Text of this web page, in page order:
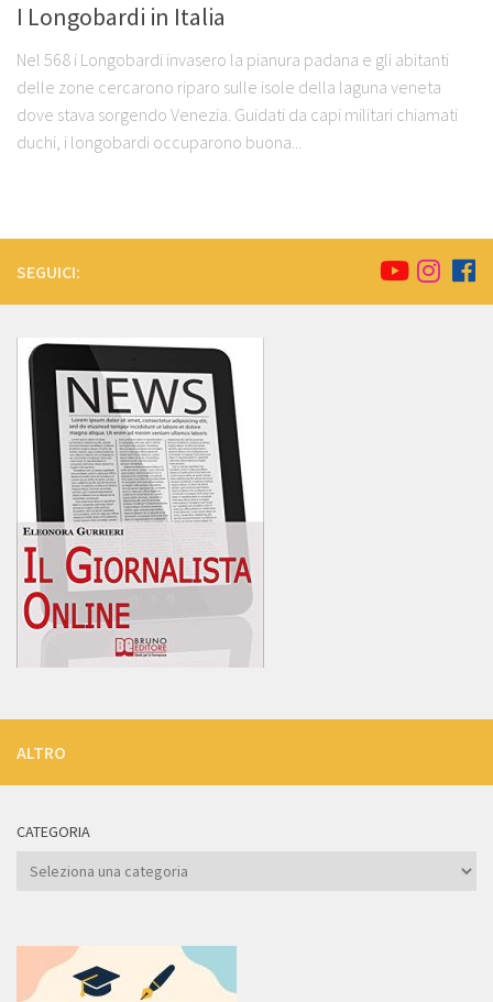
I Longobardi in Italia
Nel 568 i Longobardi invasero la pianura padana e gli abitanti
delle zone cercarono riparo sulle isole della laguna veneta
dove stava sorgendo Venezia. Guidati da capi militari chiamati
duchi, i longobardi occuparono buona...
SEGUICI:
ALTRO
CATEGORIA
Categoria